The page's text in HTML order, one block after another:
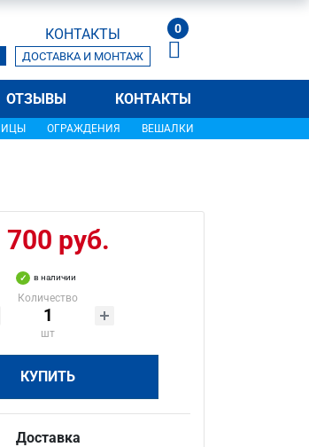
КОНТАКТЫ
ДОСТАВКА И МОНТАЖ
0
ОТЗЫВЫ КОНТАКТЫ
ОГРАЖДЕНИЯ ВЕШАЛКИ
700 руб.
в наличии
Количество
шт
КУПИТЬ
Доставка